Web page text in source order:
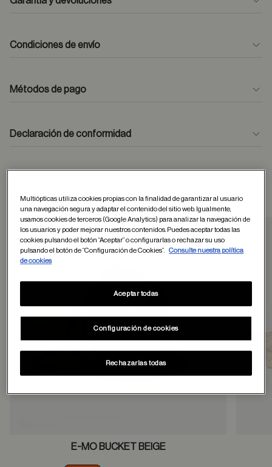
Condiciones de envío
Métodos de pago
Declaración de conformidad
Otros usuarios tambien han comprado
Guardar en
E-MO BUCKET BEIGE
Multiópticas utiliza cookies propias con la finalidad de garantizar al usuario
una navegación segura y adaptar el contenido del sitio web. Igualmente,
usamos cookies de terceros (Google Analytics) para analizar la navegación de
los usuarios y poder mejorar nuestros contenidos. Puedes aceptar todas las
cookies pulsando el botón “Aceptar” o configurarlas o rechazar su uso
pulsando el botón de “Configuración de Cookies”.
Consulte nuestra política
de cookies
Configuración de cookies
Rechazarlas todas
Aceptar todas